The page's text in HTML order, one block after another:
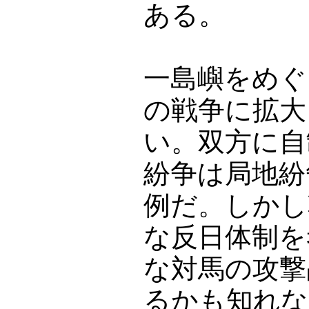
ある。
一島嶼をめ
の戦争に拡
い。双方に
紛争は局地
例だ。しか
な反日体制
な対馬の攻
るかも知れ